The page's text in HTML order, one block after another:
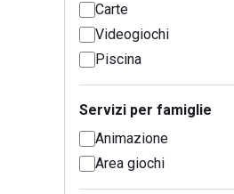
Carte
Videogiochi
Piscina
Servizi per famiglie
Animazione
Area giochi